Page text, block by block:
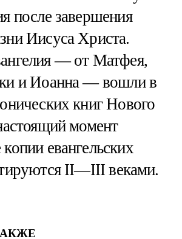
после завершения
Иисуса Христа.
— от Матфея,
и Иоанна — вошли в
книг Нового
момент
евангельских
II—III веками.